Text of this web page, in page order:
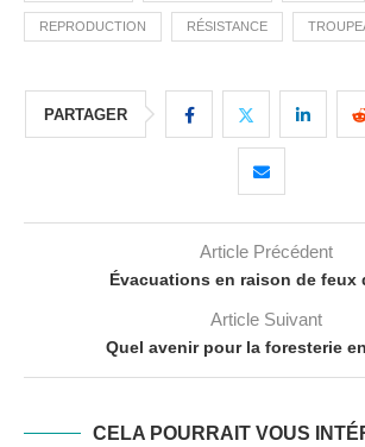
REPRODUCTION RÉSISTANCE
PARTAGER
Article Précédent
Évacuations en raison de feux
Article Suivant
Quel avenir pour la foresterie
CELA POURRAIT VOUS